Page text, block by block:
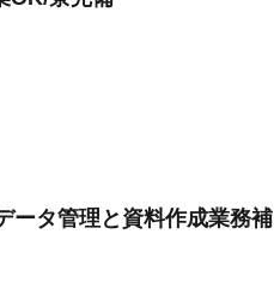
ータ管理と資料作成業務補